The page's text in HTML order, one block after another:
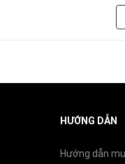
HƯỚNG DẪN
Hướng dẫn